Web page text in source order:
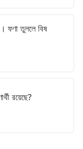
ফণা তুললে বিষ
রয়েছে?